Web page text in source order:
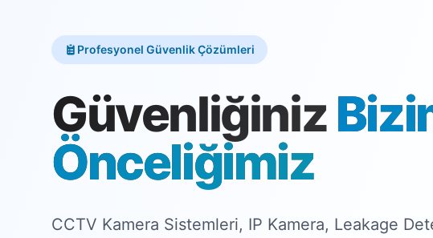
Profesyonel Güvenlik Çözümleri
Güvenliğiniz
Önceliğimiz
CCTV Kamera Sistemleri, IP Kamera, Leakage